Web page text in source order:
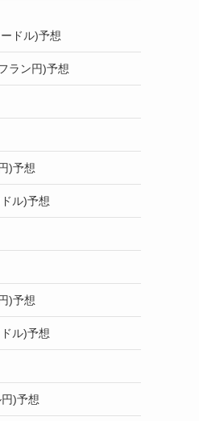
ドル)予想
ラン円)予想
)予想
ル)予想
)予想
ル)予想
)予想